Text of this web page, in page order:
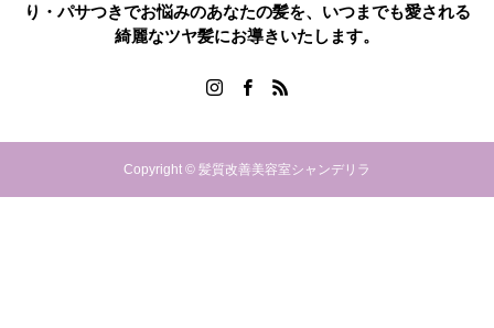
り・パサつきでお悩みのあなたの髪を、いつまでも愛される
綺麗なツヤ髪にお導きいたします。
Copyright © 髪質改善美容室シャンデリラ